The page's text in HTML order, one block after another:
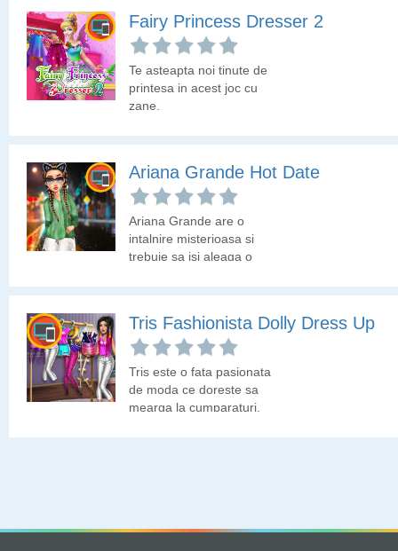
tinuta deosebita cu care
sa apara in pozele de
Fairy Princess Dresser 2
Te asteapta noi tinute de
printesa in acest joc cu
zane.
Ariana Grande Hot Date
Ariana Grande are o
intalnire misterioasa si
trebuie sa isi aleaga o
Tris Fashionista Dolly Dress Up
Tris este o fata pasionata
de moda ce doreste sa
mearga la cumparaturi,
accesoriile!